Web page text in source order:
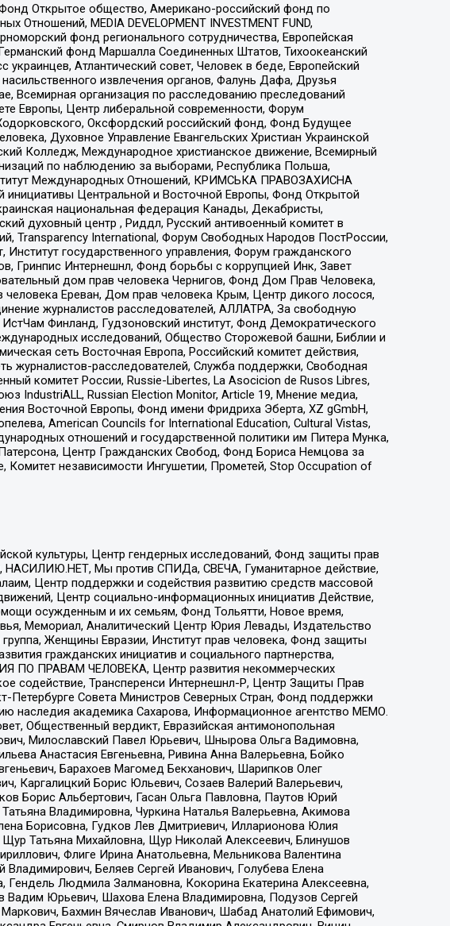
Открытое общество, Американо-российский фонд по
MEDIA DEVELOPMENT INVESTMENT FUND,
фонд регионального сотрудничества, Европейская
фонд Маршалла Соединенных Штатов, Тихоокеанский
Атлантический совет, Человек в беде, Европейский
извлечения органов, Фалунь Дафа, Друзья
Всемирная организация по расследованию преследований
Европы, Центр либеральной современности, Форум
Оксфордский российский фонд, Фонд Будущее
Духовное Управление Евангельских Христиан Украинской
Колледж, Международное христианское движение, Всемирный
по наблюдению за выборами, Республика Польша,
Международных Отношений, КРИМСЬКА ПРАВОЗАХИСНА
инициативы Центральной и Восточной Европы, Фонд Открытой
национальная федерация Канады, Декабристы,
духовный центр , Риддл, Русский антивоенный комитет в
Transparеncy International, Форум Свободных Народов ПостРоссии,
государственного управления, Форум гражданского
Гринпис Интернешнл, Фонд борьбы с коррупцией Инк, Завет
дом прав человека Чернигов, Фонд Дом Прав Человека,
Ереван, Дом прав человека Крым, Центр дикого лосося,
журналистов расследователей, АЛЛАТРА, За свободную
Финланд, Гудзоновский институт, Фонд Демократического
исследований, Общество Сторожевой башни, Библии и
сеть Восточная Европа, Российский комитет действия,
журналистов-расследователей, Служба поддержки, Свободная
комитет России, Russie-Libertes, La Asocicion de Rusos Libres,
IndustriALL, Russian Election Monitor, Article 19, Мнение медиа,
Восточной Европы, Фонд имени Фридриха Эберта, XZ gGmbH,
American Councils for International Education, Cultural Vistas,
отношений и государственной политики им Питера Мунка,
Центр Гражданских Свобод, Фонд Бориса Немцова за
независимости Ингушетии, Прометей, Stop Occupation of
культуры, Центр гендерных исследований, Фонд защиты прав
НАСИЛИЮ.НЕТ, Мы против СПИДа, СВЕЧА, Гуманитарное действие,
Центр поддержки и содействия развитию средств массовой
Центр социально-информационных инициатив Действие,
осужденным и их семьям, Фонд Тольятти, Новое время,
Мемориал, Аналитический Центр Юрия Левады, Издательство
Женщины Евразии, Институт прав человека, Фонд защиты
гражданских инициатив и социального партнерства,
ПО ПРАВАМ ЧЕЛОВЕКА, Центр развития некоммерческих
содействие, Трансперенси Интернешнл-Р, Центр Защиты Прав
Петербурге Совета Министров Северных Стран, Фонд поддержки
наследия академика Сахарова, Информационное агентство МЕМО.
Общественный вердикт, Евразийская антимонопольная
Милославский Павел Юрьевич, Шнырова Ольга Вадимовна,
Анастасия Евгеньевна, Ривина Анна Валерьевна, Бойко
Барахоев Магомед Бекханович, Шарипков Олег
Каргалицкий Борис Юльевич, Созаев Валерий Валерьевич,
Борис Альбертович, Гасан Ольга Павловна, Паутов Юрий
Владимировна, Чуркина Наталья Валерьевна, Акимова
Борисовна, Гудков Лев Дмитриевич, Илларионова Юлия
Татьяна Михайловна, Щур Николай Алексеевич, Блинушов
Флиге Ирина Анатольевна, Мельникова Валентина
Беляев Сергей Иванович, Голубева Елена
Гендель Людмила Залмановна, Кокорина Екатерина Алексеевна,
Юрьевич, Шахова Елена Владимировна, Подузов Сергей
Бахмин Вячеслав Иванович, Шабад Анатолий Ефимович,